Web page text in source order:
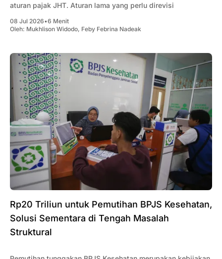
aturan pajak JHT. Aturan lama yang perlu direvisi
08 Jul 2026•6 Menit
Oleh: Mukhlison Widodo, Feby Febrina Nadeak
Rp20 Triliun untuk Pemutihan BPJS Kesehatan,
Solusi Sementara di Tengah Masalah
Struktural